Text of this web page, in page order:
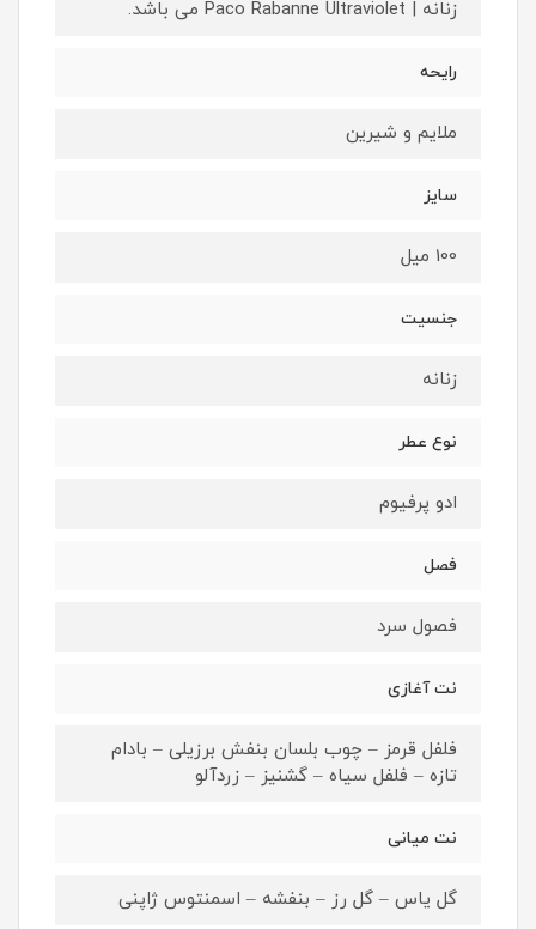
زنانه | Paco Rabanne Ultraviolet می باشد.
رایحه
ملایم و شیرین
سایز
100 میل
جنسیت
زنانه
نوع عطر
ادو پرفیوم
فصل
فصول سرد
نت آغازی
فلفل قرمز – چوب بلسان بنفش برزیلی – بادام
تازه – فلفل سیاه – گشنیز – زردآلو
نت میانی
گل یاس – گل رز – بنفشه – اسمنتوس ژاپنی